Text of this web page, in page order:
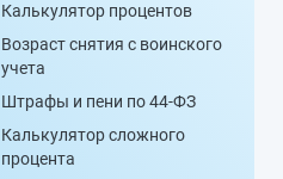
Калькулятор процентов
Возраст снятия с воинского
учета
Штрафы и пени по 44-ФЗ
Калькулятор сложного
процента